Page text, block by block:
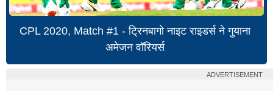
CPL 2020, Match #1 - ट्रिनबागो नाइट राइडर्स ने गुयाना
अमेजन वॉरियर्स
ADVERTISEMENT